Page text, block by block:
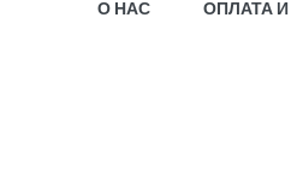
О НАС ОПЛАТА